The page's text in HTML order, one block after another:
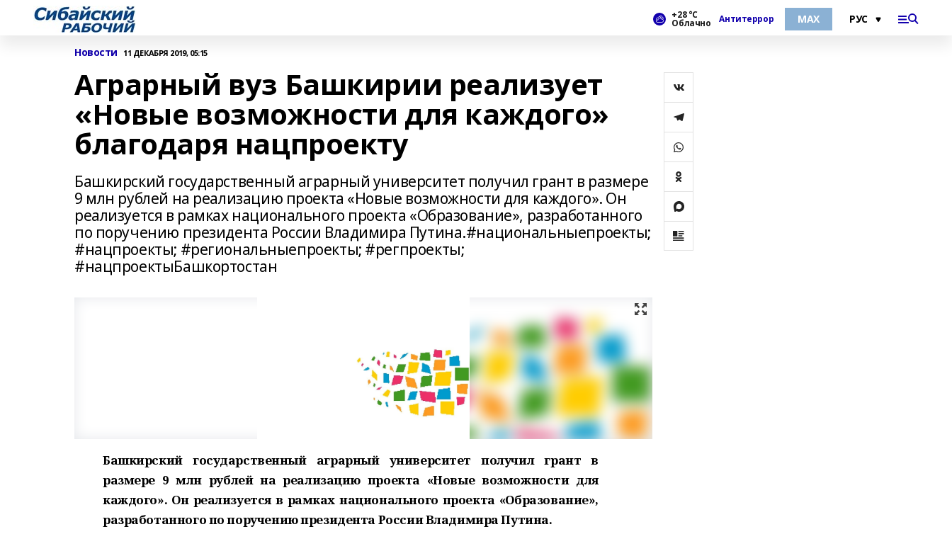
+28 °С
Облачно Антитеррор МАХ
Новости 11 ДЕКАБРЯ 2019, 05:15
Аграрный вуз Башкирии реализует
«Новые возможности для каждого»
благодаря нацпроекту
Башкирский государственный аграрный университет получил грант в размере
9 млн рублей на реализацию проекта «Новые возможности для каждого». Он
реализуется в рамках национального проекта «Образование», разработанного
по поручению президента России Владимира Путина.#национальныепроекты;
#нацпроекты; #региональныепроекты; #регпроекты;
#нацпроектыБашкортостан
Башкирский государственный аграрный университет получил грант в
размере 9 млн рублей на реализацию проекта «Новые возможности для
каждого». Он реализуется в рамках национального проекта «Образование»,
разработанного по поручению президента России Владимира Путина.